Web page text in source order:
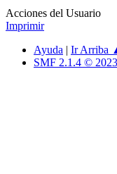
Acciones del Usuario
Imprimir
Ayuda | Ir Arriba
SMF 2.1.4 © 2023